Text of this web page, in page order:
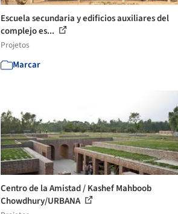
Escuela secundaria y edificios auxiliares del
complejo es...
Projetos
Marcar
Centro de la Amistad / Kashef Mahboob
Chowdhury/URBANA